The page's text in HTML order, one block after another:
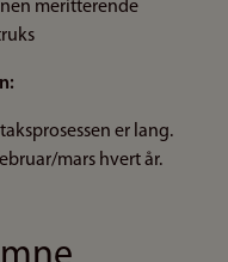
meritterende
er lang.
mars hvert år.